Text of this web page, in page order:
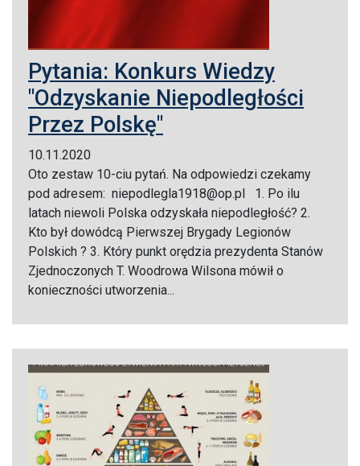
Pytania: Konkurs Wiedzy
"Odzyskanie Niepodległości
Przez Polskę"
10.11.2020
Oto zestaw 10-ciu pytań. Na odpowiedzi czekamy
pod adresem: niepodlegla1918@op.pl 1. Po ilu
latach niewoli Polska odzyskała niepodległość? 2.
Kto był dowódcą Pierwszej Brygady Legionów
Polskich ? 3. Który punkt orędzia prezydenta Stanów
Zjednoczonych T. Woodrowa Wilsona mówił o
konieczności utworzenia...